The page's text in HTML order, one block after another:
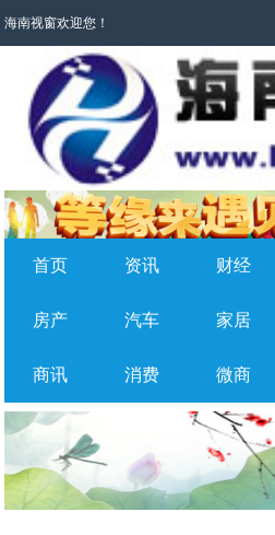
海南视窗欢迎您！
首页 资讯 财经
房产 汽车 家居
商讯 消费 微商